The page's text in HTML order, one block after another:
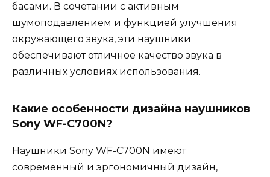
басами. В сочетании с активным
шумоподавлением и функцией улучшения
окружающего звука, эти наушники
обеспечивают отличное качество звука в
различных условиях использования.
Какие особенности дизайна наушников
Sony WF-C700N?
Наушники Sony WF-C700N имеют
современный и эргономичный дизайн,